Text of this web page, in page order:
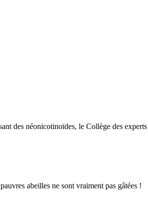
des néonicotinoïdes, le Collège des
abeilles ne sont vraiment pas gâtées !